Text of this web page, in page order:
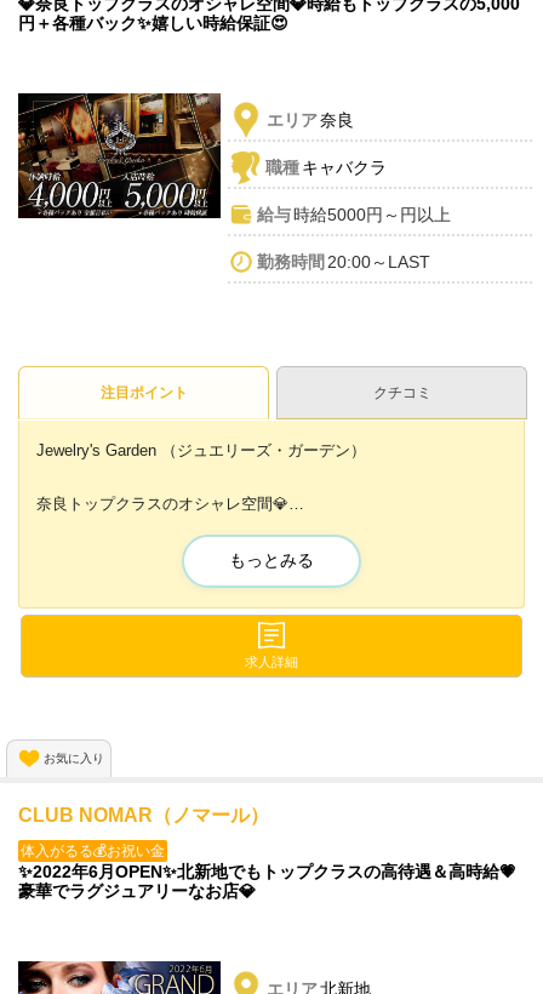
円＋各種バック✨嬉しい時給保証😍
エリア奈良
職種キャバクラ
給与時給5000円～円以上
勤務時間 20:00～LAST
注目ポイント クチコミ
Jewelry's Garden （ジュエリーズ・ガーデン）
奈良トップクラスのオシャレ空間💎
高級ホテルのエントランスのような
雰囲気の中でお仕事できます🙌
時給もトップクラスの5,000円スタート💕
もっとみる
求人詳細
お気に入り
CLUB NOMAR（ノマール）
体入がるる💰お祝い金
✨2022年6月OPEN✨北新地でもトップクラスの高待遇＆高時給💗
豪華でラグジュアリーなお店💎
エリア北新地